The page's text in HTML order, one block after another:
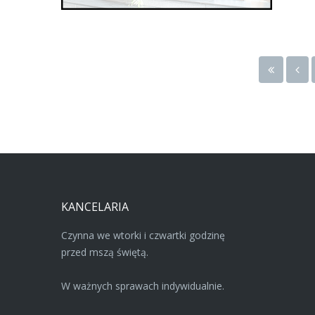
KANCELARIA
Czynna we wtorki i czwartki godzinę
przed mszą świętą.
W ważnych sprawach indywidualnie.